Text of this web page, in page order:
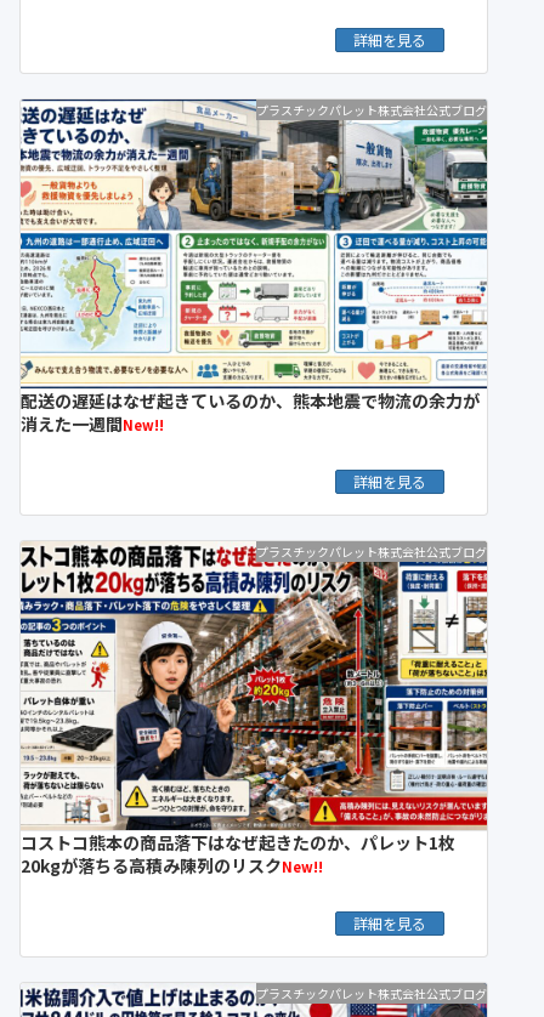
詳細を見る
プラスチックパレット株式会社公式ブログ
配送の遅延はなぜ起きているのか、熊本地震で物流の余力が
消えた一週間New!!
詳細を見る
プラスチックパレット株式会社公式ブログ
コストコ熊本の商品落下はなぜ起きたのか、パレット1枚
20kgが落ちる高積み陳列のリスクNew!!
詳細を見る
プラスチックパレット株式会社公式ブログ